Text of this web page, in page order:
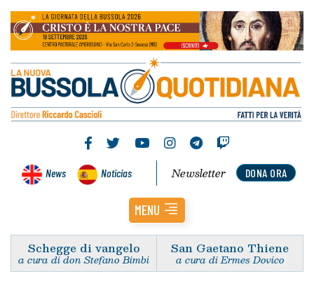
News Noticias DONA ORA
Newsletter
MENU
Schegge di vangelo
a cura di don Stefano Bimbi
San Gaetano Thiene
a cura di Ermes Dovico